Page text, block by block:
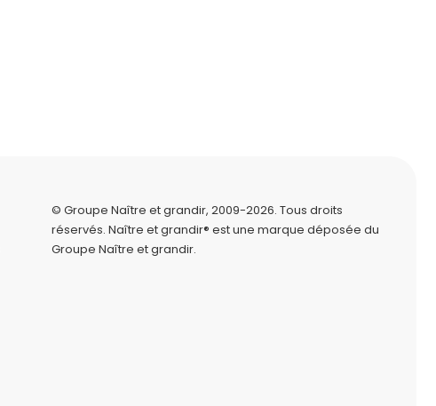
© Groupe Naître et grandir, 2009-2026. Tous droits
réservés. Naître et grandir® est une marque déposée du
Groupe Naître et grandir.